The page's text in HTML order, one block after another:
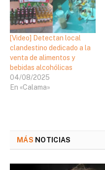
[Video] Detectan local
clandestino dedicado a la
venta de alimentos y
bebidas alcohólicas
04/08/2025
En «Calama»
MÁS NOTICIAS